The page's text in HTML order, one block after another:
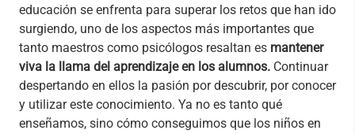
educación se enfrenta para superar los retos que han ido
surgiendo, uno de los aspectos más importantes que
tanto maestros como psicólogos resaltan es mantener
viva la llama del aprendizaje en los alumnos. Continuar
despertando en ellos la pasión por descubrir, por conocer
y utilizar este conocimiento. Ya no es tanto qué
enseñamos, sino cómo conseguimos que los niños en